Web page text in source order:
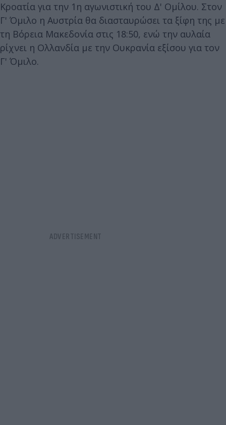
Κροατία για την 1η αγωνιστική του Δ' Ομίλου. Στον
Γ' Όμιλο η Αυστρία θα διασταυρώσει τα ξίφη της με
τη Βόρεια Μακεδονία στις 18:50, ενώ την αυλαία
ρίχνει η Ολλανδία με την Ουκρανία εξίσου για τον
Γ' Όμιλο.